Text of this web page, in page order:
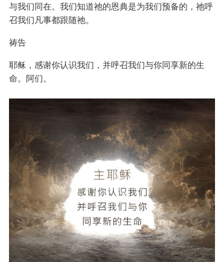
与我们同在。我们知道祂的恩典是为我们预备的，祂呼
召我们凡事都跟随祂。
祷告
耶稣，感谢你认识我们，并呼召我们与你同享新的生
命。阿们。